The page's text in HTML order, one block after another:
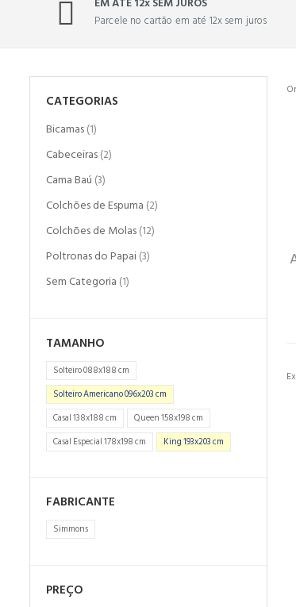
Parcele no cartão em até 12x sem juros
CATEGORIAS
Bicamas(1)
Cabeceiras(2)
Cama Baú (3)
Colchões de Espuma (2)
Colchões de Molas(12)
Poltronas do Papai(3)
Sem Categoria (1)
TAMANHO
Solteiro 088x188 cm
Solteiro Americano 096x203 cm
Casal 138x188 cm
Queen 158x198 cm
Casal Especial 178x198 cm
King 193x203 cm
FABRICANTE
Simmons
PREÇO